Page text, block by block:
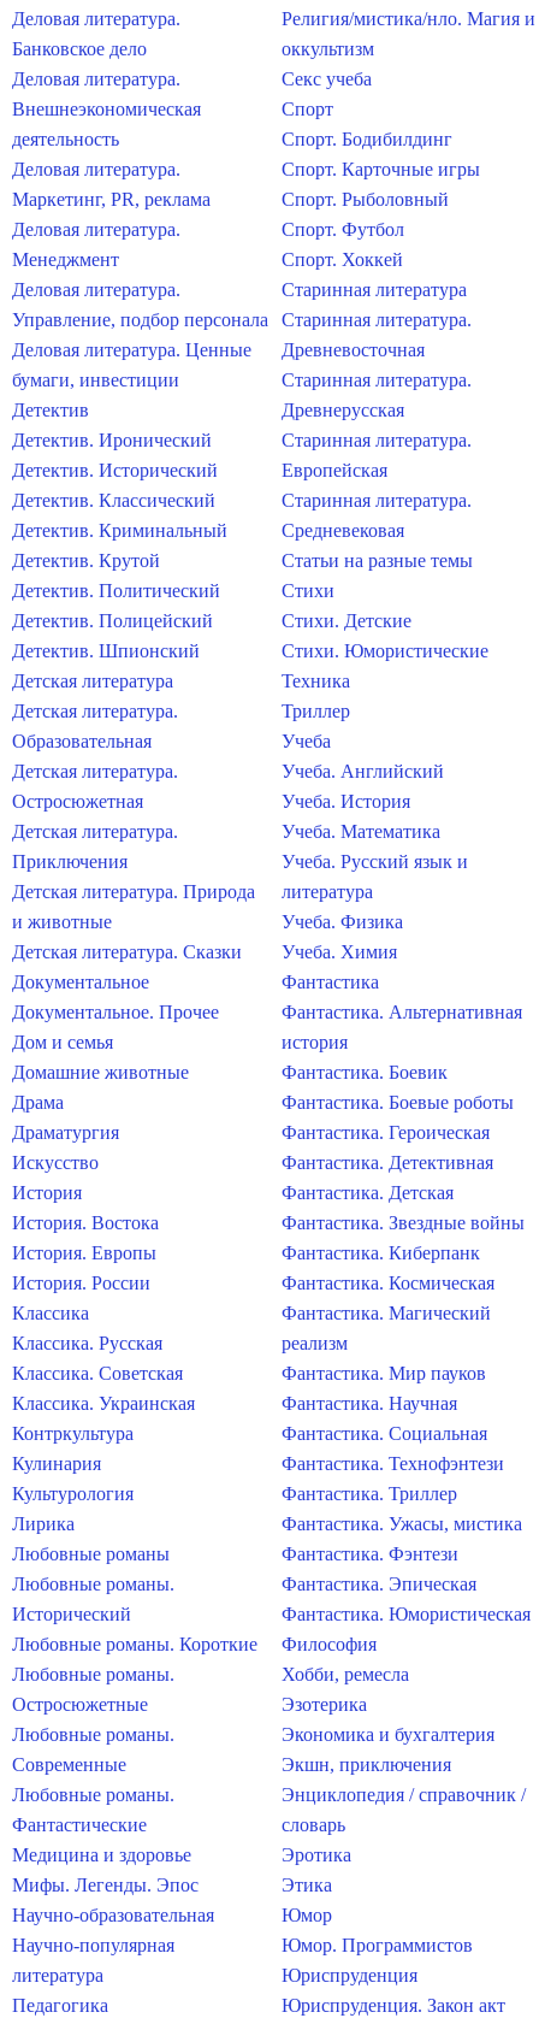
Деловая литература.
Банковское дело
Деловая литература.
Внешнеэкономическая
деятельность
Деловая литература.
Маркетинг, PR, реклама
Деловая литература.
Менеджмент
Деловая литература.
Управление, подбор персонала
Деловая литература. Ценные
бумаги, инвестиции
Детектив
Детектив. Иронический
Детектив. Исторический
Детектив. Классический
Детектив. Криминальный
Детектив. Крутой
Детектив. Политический
Детектив. Полицейский
Детектив. Шпионский
Детская литература
Детская литература.
Образовательная
Детская литература.
Остросюжетная
Детская литература.
Приключения
Детская литература. Природа
и животные
Детская литература. Сказки
Документальное
Документальное. Прочее
Дом и семья
Домашние животные
Драма
Драматургия
Искусство
История
История. Востока
История. Европы
История. России
Классика
Классика. Русская
Классика. Советская
Классика. Украинская
Контркультура
Кулинария
Культурология
Лирика
Любовные романы
Любовные романы.
Исторический
Любовные романы. Короткие
Любовные романы.
Остросюжетные
Любовные романы.
Современные
Любовные романы.
Фантастические
Медицина и здоровье
Мифы. Легенды. Эпос
Научно-образовательная
Научно-популярная
литература
Педагогика
Религия/мистика/нло. Магия и
оккультизм
Секс учеба
Спорт
Спорт. Бодибилдинг
Спорт. Карточные игры
Спорт. Рыболовный
Спорт. Футбол
Спорт. Хоккей
Старинная литература
Старинная литература.
Древневосточная
Старинная литература.
Древнерусская
Старинная литература.
Европейская
Старинная литература.
Средневековая
Статьи на разные темы
Стихи
Стихи. Детские
Стихи. Юмористические
Техника
Триллер
Учеба
Учеба. Английский
Учеба. История
Учеба. Математика
Учеба. Русский язык и
литература
Учеба. Физика
Учеба. Химия
Фантастика
Фантастика. Альтернативная
история
Фантастика. Боевик
Фантастика. Боевые роботы
Фантастика. Героическая
Фантастика. Детективная
Фантастика. Детская
Фантастика. Звездные войны
Фантастика. Киберпанк
Фантастика. Космическая
Фантастика. Магический
реализм
Фантастика. Мир пауков
Фантастика. Научная
Фантастика. Социальная
Фантастика. Технофэнтези
Фантастика. Триллер
Фантастика. Ужасы, мистика
Фантастика. Фэнтези
Фантастика. Эпическая
Фантастика. Юмористическая
Философия
Хобби, ремесла
Эзотерика
Экономика и бухгалтерия
Экшн, приключения
Энциклопедия / справочник /
словарь
Эротика
Этика
Юмор
Юмор. Программистов
Юриспруденция
Юриспруденция. Закон акт